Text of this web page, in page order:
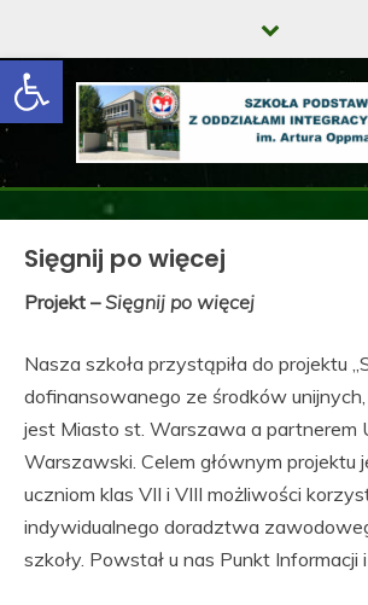
Open toolbar
content
SZKOŁA
ODDZIAŁAMI
NR 68 IM.
OPPMANA
Sięgnij po więcej
Projekt –Sięgnij po więcej
Nasza szkoła przystąpiła do projektu
dofinansowanego ze środków
jest Miasto st. Warszawa a partnerem
Warszawski. Celem głównym projektu
uczniom klas VII i VIII możliwości
indywidualnego doradztwa
szkoły. Powstał u nas Punkt Informacji